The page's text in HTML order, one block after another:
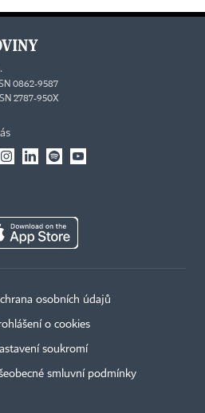
0862-9587
2787-950X
osobních údajů
o cookies
soukromí
smluvní podmínky